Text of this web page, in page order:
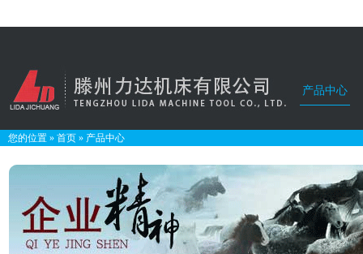
产品中心
您的位置 » 首页 » 产品中心